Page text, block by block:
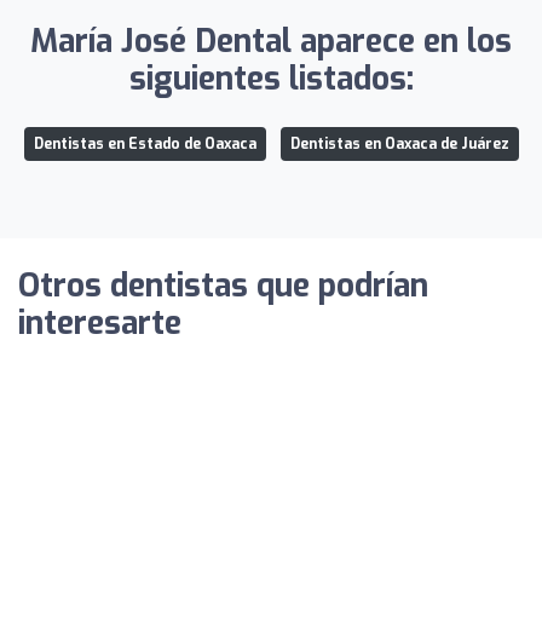
María José Dental aparece en los
siguientes listados:
Dentistas en Estado de Oaxaca Dentistas en Oaxaca de Juárez
Otros dentistas que podrían
interesarte